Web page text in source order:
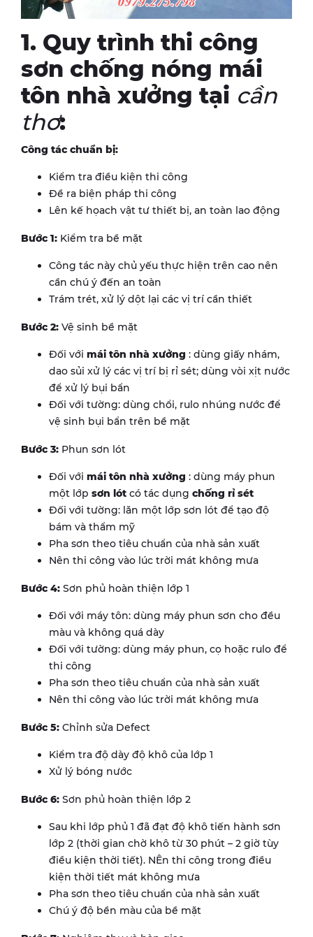
1. Quy trình thi công
sơn chống nóng mái
tôn nhà xưởng tại cần
thơ:
Công tác chuẩn bị:
Kiểm tra điều kiện thi công
Đề ra biện pháp thi công
Lên kế họach vật tư thiết bị, an toàn lao động
Bước 1: Kiểm tra bề mặt
Công tác này chủ yếu thực hiện trên cao nên
cần chú ý đến an toàn
Trám trét, xử lý dột lại các vị trí cần thiết
Bước 2: Vệ sinh bề mặt
Đối với mái tôn nhà xưởng : dùng giấy nhám,
dao sủi xử lý các vị trí bị rỉ sét; dùng vòi xịt nước
để xử lý bụi bẩn
Đối với tường: dùng chổi, rulo nhúng nước để
vệ sinh bụi bẩn trên bề mặt
Bước 3: Phun sơn lót
Đối với mái tôn nhà xưởng : dùng máy phun
một lớp sơn lót có tác dụng chống rỉ sét
Đối với tường: lăn một lớp sơn lót để tạo độ
bám và thẩm mỹ
Pha sơn theo tiêu chuẩn của nhà sản xuất
Nên thi công vào lúc trời mát không mưa
Bước 4: Sơn phủ hoàn thiện lớp 1
Đối với máy tôn: dùng máy phun sơn cho đều
màu và không quá dày
Đối với tường: dùng máy phun, cọ hoặc rulo để
thi công
Pha sơn theo tiêu chuẩn của nhà sản xuất
Nên thi công vào lúc trời mát không mưa
Bước 5: Chỉnh sửa Defect
Kiểm tra độ dày độ khô của lớp 1
Xử lý bóng nước
Bước 6: Sơn phủ hoàn thiện lớp 2
Sau khi lớp phủ 1 đã đạt độ khô tiến hành sơn
lớp 2 (thời gian chờ khô từ 30 phút – 2 giờ tùy
điều kiện thời tiết). NÊn thi công trong điều
kiện thời tiết mát không mưa
Pha sơn theo tiêu chuẩn của nhà sản xuất
Chú ý độ bền màu của bề mặt